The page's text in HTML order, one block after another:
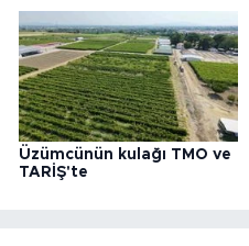
Üzümcünün kulağı TMO ve
TARİŞ'te